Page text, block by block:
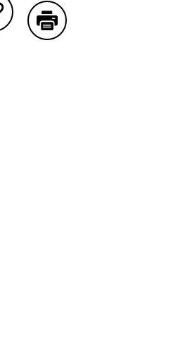
Copy Linkで共有する